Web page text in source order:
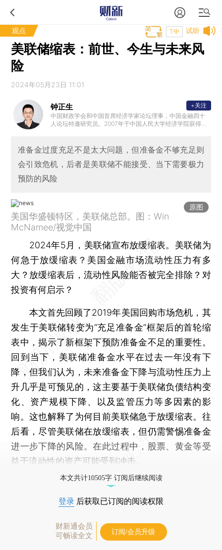
观点 试听
T中
美联储缩表：前世、今生与未来风
险
2024年05月23日 11:01
钟正生
中国财政学会和中国首席经济学家论坛理事，中国金融四十
人论坛特邀研究员。2007年于中国人民大学经济学院获得博
2015年新财富最佳宏观分析师；之后任财新智库莫尼塔研究
公司董事长兼首席经济学家；2020年初受邀参加总理企业家
和经济专家座谈会，对当年政府工作报告建言献策。
+关注
准备金过度充足不是太大问题，但准备金不够充足则
会引致危机，后者是美联储不能接受、当下需要极力
预防的风险
原图
美国华盛顿特区，美联储总部。图：Win
McNamee/视觉中国
2024年5月，美联储宣布放缓缩表。美联储为
何急于放缓缩表？美国金融市场流动性压力有多
大？放缓缩表后，流动性风险能否被完全排除？对
投资有何启示？
本文首先回顾了2019年美国回购市场危机，其
发生于美联储转变为“充足准备金”框架后的首轮缩
表中，揭示了新框架下预防准备金不足的重要性。
回到当下，美联储准备金水平在过去一年没有下
降，但我们认为，未来准备金下降与流动性压力上
升几乎是可预见的，这主要基于美联储负债结构变
化、资产规模下降、以及监管压力等多因素的影
响。这也解释了为何目前美联储急于放缓缩表。往
后看，尽管美联储在放缓缩表，但仍需警惕准备金
进一步下降的风险。在此过程中，股票、黄金等受
益于流动性的资产可能受到冲击。
本文共计10505字 订阅后继续阅读
登录 后获取已订阅的阅读权限
财新通会员
可畅读全文
订阅/会员升级